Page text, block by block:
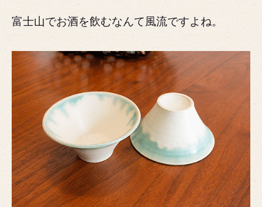
富士山でお酒を飲むなんて風流ですよね。